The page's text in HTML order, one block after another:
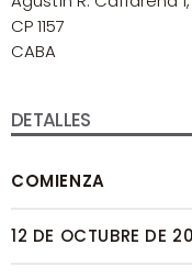
CP 1157
CABA
DETALLES
COMIENZA
12 DE OCTUBRE DE